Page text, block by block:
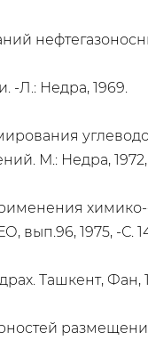
-Л.: Недра, 1969.
М.: Недра, 1972,
вып.96, 1975, -С.
Ташкент, Фан,